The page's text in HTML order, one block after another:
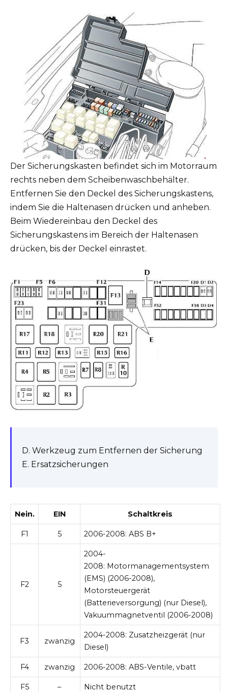
Der Sicherungskasten befindet sich im Motorraum
rechts neben dem Scheibenwaschbehälter.
Entfernen Sie den Deckel des Sicherungskastens,
indem Sie die Haltenasen drücken und anheben.
Beim Wiedereinbau den Deckel des
Sicherungskastens im Bereich der Haltenasen
drücken, bis der Deckel einrastet.
D. Werkzeug zum Entfernen der Sicherung
E. Ersatzsicherungen
Nein. EIN Schaltkreis
F1 5 2006-2008: ABS B+
F2 5
2004-
2008: Motormanagementsystem
(EMS) (2006-2008),
Motorsteuergerät
(Batterieversorgung) (nur Diesel),
Vakuummagnetventil (2006-2008)
F3 zwanzig
2004-2008: Zusatzheizgerät (nur
Diesel)
F4 zwanzig 2006-2008: ABS-Ventile, vbatt
F5 – Nicht benutzt